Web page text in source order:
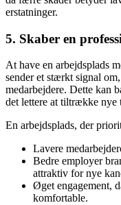
erstatninger.
5. Skaber en
At have en arbejdsplads
sender et stærkt signal
medarbejdere. Dette kan
det lettere at tiltrække nye
En arbejdsplads, der
Lavere
Bedre employer
attraktiv for nye
Øget engagement,
komfortable.